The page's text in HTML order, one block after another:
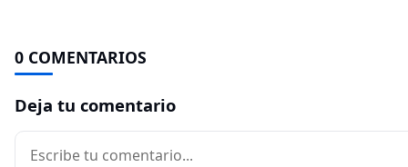
0 COMENTARIOS
Deja tu comentario
Comentario